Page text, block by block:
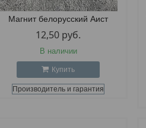
Магнит белорусский Аист
12,50 руб.
В наличии
Купить
Производитель и гарантия